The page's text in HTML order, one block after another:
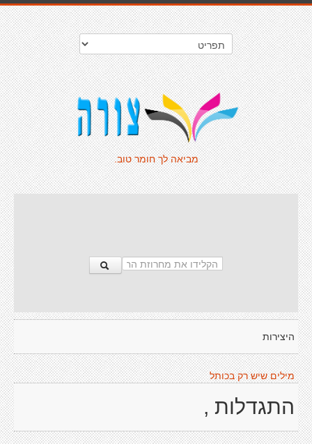
מביאה לך חומר טוב.
היצירות
מילים שיש רק בכותל
התגדלות ,